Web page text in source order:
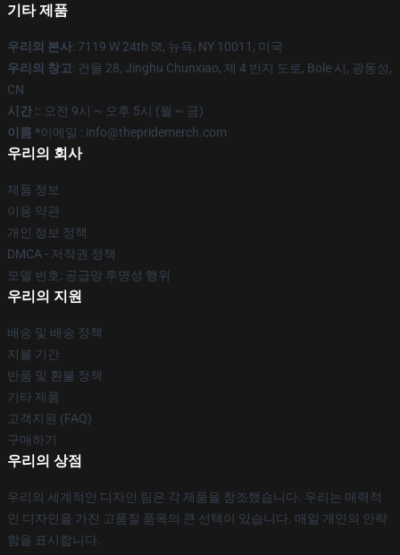
기타 제품
우리의 본사: 7119 W 24th St, 뉴욕, NY 10011, 미국
우리의 창고: 건물 28, Jinghu Chunxiao, 제 4 반지 도로, Bole 시, 광동성,
CN
시간 :: 오전 9시 ~ 오후 5시 (월 ~ 금)
이름 *이메일 : info@thepridemerch.com
우리의 회사
제품 정보
이용 약관
개인 정보 정책
DMCA - 저작권 정책
모델 번호: 공급망 투명성 행위
우리의 지원
배송 및 배송 정책
지불 기간
반품 및 환불 정책
기타 제품
고객지원 (FAQ)
구매하기
우리의 상점
우리의 세계적인 디자인 팀은 각 제품을 창조했습니다. 우리는 매력적
인 디자인을 가진 고품질 품목의 큰 선택이 있습니다. 매일 개인의 안락
함을 표시합니다.